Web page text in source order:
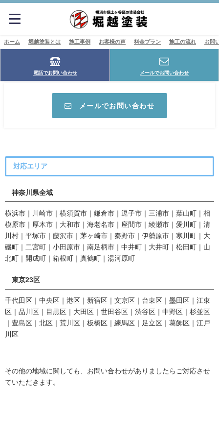
ホーム 堀越塗装とは 施工事例 お客様の声 料金プラン 施工の流れ お問
電話でお問い合わせ メールでお問い合わせ
メールでお問い合わせ
対応エリア
神奈川県全域
横浜市｜川崎市｜横須賀市｜鎌倉市｜逗子市｜三浦市｜葉山町｜相
模原市｜厚木市｜大和市｜海老名市｜座間市｜綾瀬市｜愛川町｜清
川村｜平塚市｜藤沢市｜茅ヶ崎市｜秦野市｜伊勢原市｜寒川町｜大
磯町｜二宮町｜小田原市｜南足柄市｜中井町｜大井町｜松田町｜山
北町｜開成町｜箱根町｜真鶴町｜湯河原町
東京23区
千代田区｜中央区｜港区｜新宿区｜文京区｜台東区｜墨田区｜江東
区｜品川区｜目黒区｜大田区｜世田谷区｜渋谷区｜中野区｜杉並区
｜豊島区｜北区｜荒川区｜板橋区｜練馬区｜足立区｜葛飾区｜江戸
川区
その他の地域に関しても、お問い合わせがありましたらご対応させ
ていただきます。